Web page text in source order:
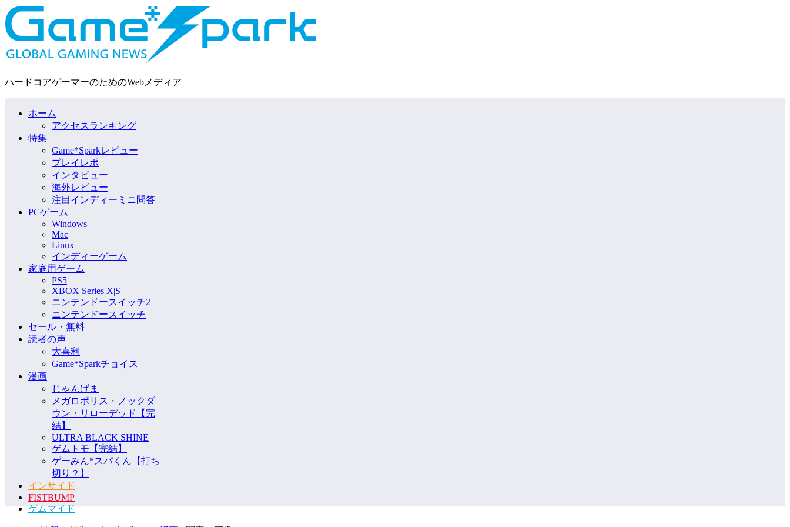
ハードコアゲーマーのためのWebメディア
ホーム
アクセスランキング
特集
Game*Sparkレビュー
プレイレポ
インタビュー
海外レビュー
注目インディーミニ問答
PCゲーム
Windows
Mac
Linux
インディーゲーム
家庭用ゲーム
PS5
XBOX Series X|S
ニンテンドースイッチ2
ニンテンドースイッチ
セール・無料
読者の声
大喜利
Game*Sparkチョイス
漫画
じゃんげま
メガロポリス・ノックダ
ウン・リローデッド【完
結】
ULTRA BLACK SHINE
ゲムトモ【完結】
ゲーみん*スパくん【打ち
切り？】
インサイド
FISTBUMP
ゲムマイド